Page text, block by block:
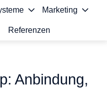
Marketing
Referenzen
Anbindung,